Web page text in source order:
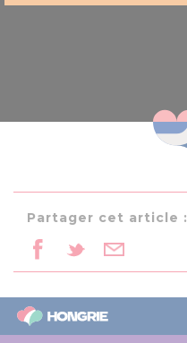
Partager cet article :